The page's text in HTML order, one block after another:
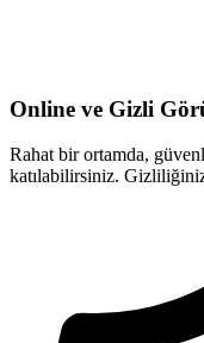
Online ve Gizli
Rahat bir ortamda,
katılabilirsiniz.